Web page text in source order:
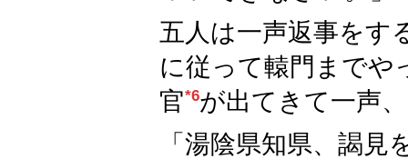
五人は一声返事をす
に従って轅門までや
官*6が出てきて一声、
「湯陰県知県、謁見